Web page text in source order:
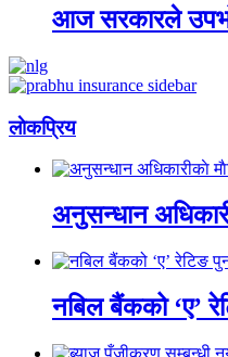
आज सरकारले
लाेकप्रिय
अनुसन्धान
नबिल बैंकको ‘ए’